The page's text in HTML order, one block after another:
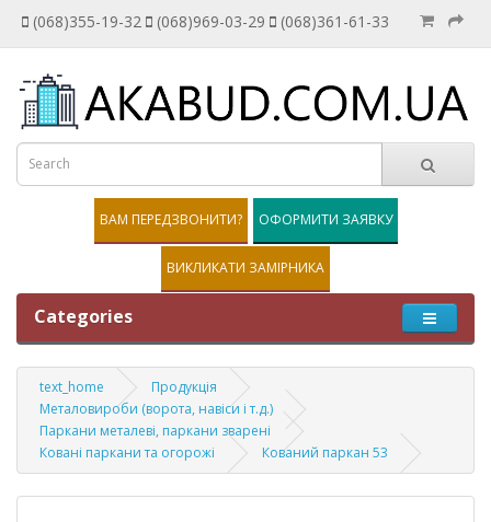
(068)355-19-32 (068)969-03-29 (068)361-61-33
ВАМ ПЕРЕДЗВОНИТИ? ОФОРМИТИ ЗАЯВКУ
ВИКЛИКАТИ ЗАМІРНИКА
Categories
text_home
Продукція
Металовироби (ворота, навіси і т.д.)
Паркани металеві, паркани зварені
Ковані паркани та огорожі
Кований паркан 53